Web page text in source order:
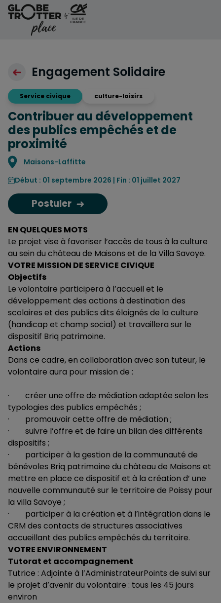
Aller au contenu
Engagement Solidaire
Service civique culture-loisirs
Contribuer au développement
des publics empêchés et de
proximité
Localisation
Maisons-Laffitte
Début : 01 septembre 2026 | Fin : 01 juillet 2027
Postuler
EN QUELQUES MOTS
Le projet vise à favoriser l’accès de tous à la culture
au sein du château de Maisons et de la Villa Savoye.
VOTRE MISSION DE SERVICE CIVIQUE
Objectifs
Le volontaire participera à l’accueil et le
développement des actions à destination des
scolaires et des publics dits éloignés de la culture
(handicap et champ social) et travaillera sur le
dispositif Briq patrimoine.
Actions
Dans ce cadre, en collaboration avec son tuteur, le
volontaire aura pour mission de :
· créer une offre de médiation adaptée selon les
typologies des publics empêchés ;
· promouvoir cette offre de médiation ;
· suivre l’offre et de faire un bilan des différents
dispositifs ;
· participer à la gestion de la communauté de
bénévoles Briq patrimoine du château de Maisons et
mettre en place ce dispositif et à la création d’ une
nouvelle communauté sur le territoire de Poissy pour
la villa Savoye ;
· participer à la création et à l’intégration dans le
CRM des contacts de structures associatives
accueillant des publics empêchés du territoire.
VOTRE ENVIRONNEMENT
Tutorat et accompagnement
Tutrice : Adjointe à l’AdministrateurPoints de suivi sur
le projet d’avenir du volontaire : tous les 45 jours
environ